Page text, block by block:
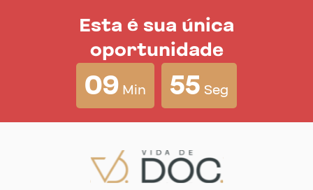
Esta é sua única
oportunidade
09 Min 55 Seg